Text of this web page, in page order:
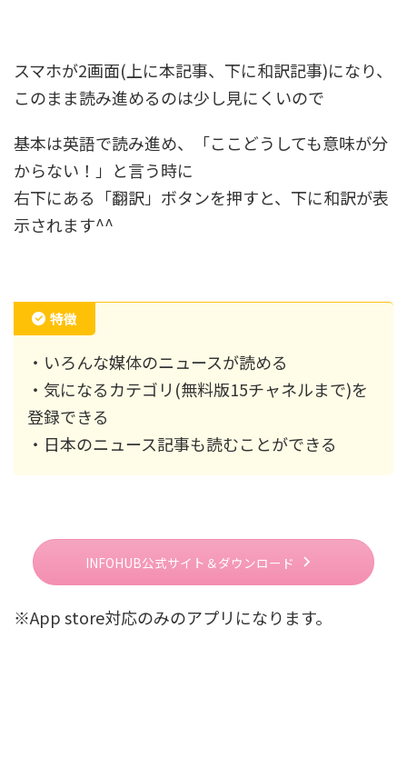
スマホが2画面(上に本記事、下に和訳記事)になり、
このまま読み進めるのは少し見にくいので
基本は英語で読み進め、「ここどうしても意味が分
からない！」と言う時に
右下にある「翻訳」ボタンを押すと、下に和訳が表
示されます^^
特徴
・いろんな媒体のニュースが読める
・気になるカテゴリ(無料版15チャネルまで)を
登録できる
・日本のニュース記事も読むことができる
INFOHUB公式サイト＆ダウンロード
※App store対応のみのアプリになります。